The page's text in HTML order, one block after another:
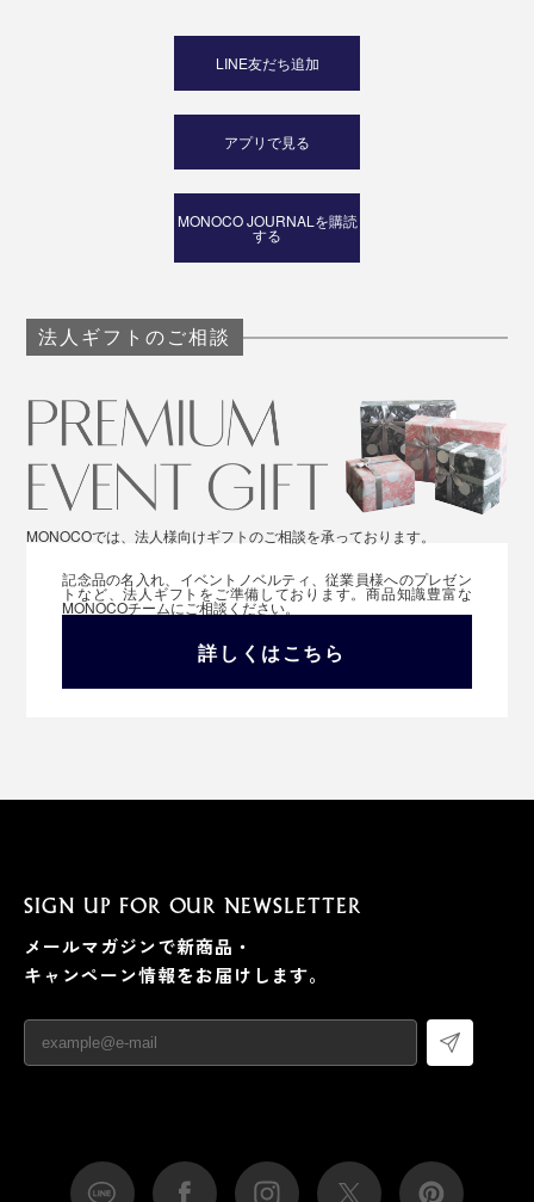
LINE友だち追加
アプリで見る
MONOCO JOURNALを購読
する
法人ギフトのご相談
MONOCOでは、法人様向けギフトのご相談を承っております。
記念品の名入れ、イベントノベルティ、従業員様へのプレゼン
トなど、法人ギフトをご準備しております。商品知識豊富な
MONOCOチームにご相談ください。
詳しくはこちら
SIGN UP FOR OUR NEWSLETTER
メールマガジンで新商品・
キャンペーン情報をお届けします。